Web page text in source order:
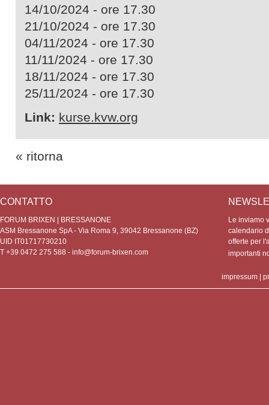
14/10/2024 - ore 17.30
21/10/2024 - ore 17.30
04/11/2024 - ore 17.30
11/11/2024 - ore 17.30
18/11/2024 - ore 17.30
25/11/2024 - ore 17.30
Link: kurse.kvw.org
« ritorna
CONTATTO
FORUM BRIXEN | BRESSANONE
ASM Bressanone SpA - Via Roma 9, 39042 Bressanone (BZ)
UID IT01717730210
T +39 0472 275 588 - info@forum-brixen.com
Le inviamo
calendario
offerte per
importanti
impressum